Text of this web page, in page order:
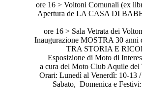
ore 16 > Voltoni Comunali (ex
Apertura de LA CASA DI
ore 16 > Sala Vetrata dei
Inaugurazione MOSTRA 30 anni
TRA STORIA E
Esposizione di Moto di
a cura del Moto Club Aquile del
Orari: Lunedì al Venerdì: 10-13
Sabato, Domenica e Festivi: